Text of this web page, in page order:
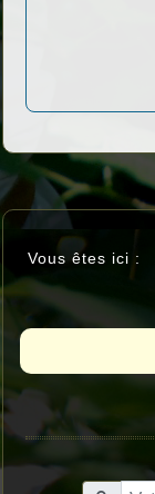
Vous êtes ici :